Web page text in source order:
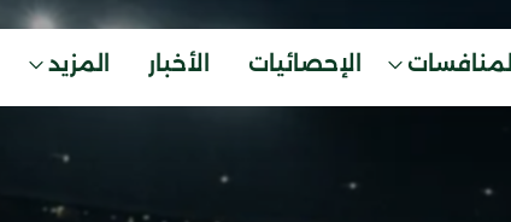
المنافسات الإحصائيات الأخبار المزيد